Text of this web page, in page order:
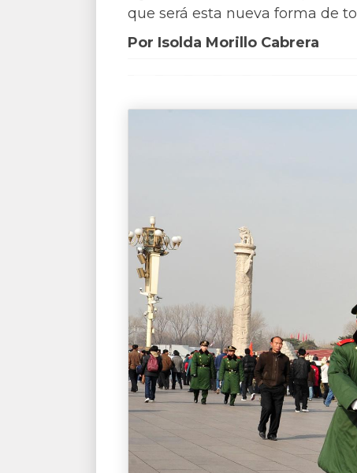
que será esta nueva forma de
Por Isolda Morillo Cabrera